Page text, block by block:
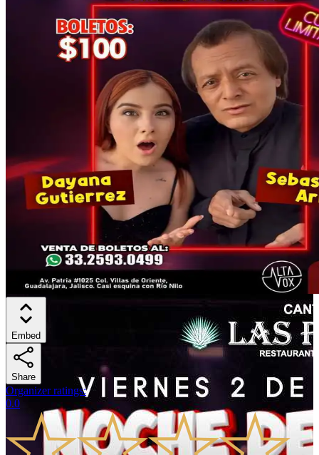
Embed
Share
Organizer ratings:
0.0